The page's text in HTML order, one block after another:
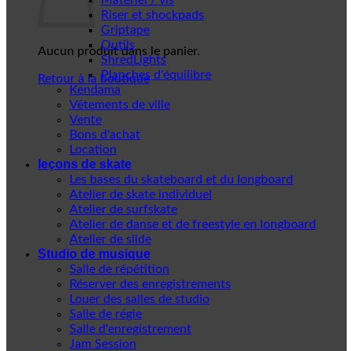
Aucun produit dans le panier.
Retour à la boutique
Riser et shockpads
Griptape
Outils
ShredLights
Planches d'équilibre
Kendama
Vêtements de ville
Vente
Bons d'achat
Location
leçons de skate
Les bases du skateboard et du longboard
Atelier de skate individuel
Atelier de surfskate
Atelier de danse et de freestyle en longboard
Atelier de slide
Studio de musique
Salle de répétition
Réserver des enregistrements
Louer des salles de studio
Salle de régie
Salle d'enregistrement
Jam Session